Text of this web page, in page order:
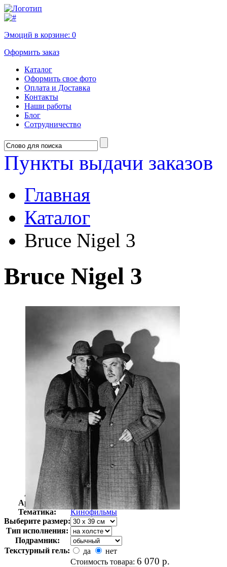
Эмоций в корзине: 0
Оформить заказ
Каталог
Оформить свое фото
Оплата и Доставка
Контакты
Наши работы
Блог
Сотрудничество
Пункты выдачи заказов
Главная
Каталог
Bruce Nigel 3
Bruce Nigel 3
Автор:
Неизвестно
Арт-стиль
Ретро-Фотографии
Тематика:
Кинофильмы
Выберите размер:
Тип исполнения:
Подрамник:
Текстурный гель:
да
нет
Стоимость товара: 6 070 р.